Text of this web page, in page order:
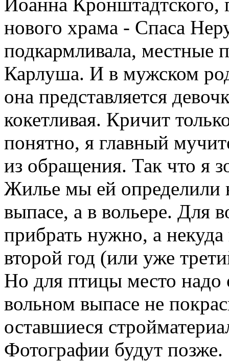
нового храма - Спаса
подкармливала, местные
Карлуша. И в мужском
она представляется
кокетливая. Кричит
понятно, я главный
из обращения. Так что я
Жилье мы ей определили
выпасе, а в вольере. Для
прибрать нужно, а
второй год (или уже
Но для птицы место надо
вольном выпасе не
оставшиеся
Фотографии будут позже.